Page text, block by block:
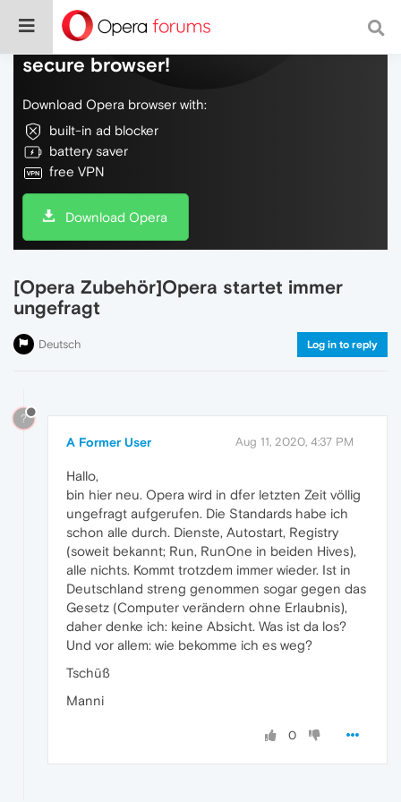
Do more on the web, with a fast and
secure browser!
Download Opera browser with:
built-in ad blocker
battery saver
free VPN
Download Opera
[Opera Zubehör]Opera startet immer
ungefragt
Deutsch Log in to reply
?
A Former User Aug 11, 2020, 4:37 PM
Hallo,
bin hier neu. Opera wird in dfer letzten Zeit völlig
ungefragt aufgerufen. Die Standards habe ich
schon alle durch. Dienste, Autostart, Registry
(soweit bekannt; Run, RunOne in beiden Hives),
alle nichts. Kommt trotzdem immer wieder. Ist in
Deutschland streng genommen sogar gegen das
Gesetz (Computer verändern ohne Erlaubnis),
daher denke ich: keine Absicht. Was ist da los?
Und vor allem: wie bekomme ich es weg?
Tschüß
Manni
0